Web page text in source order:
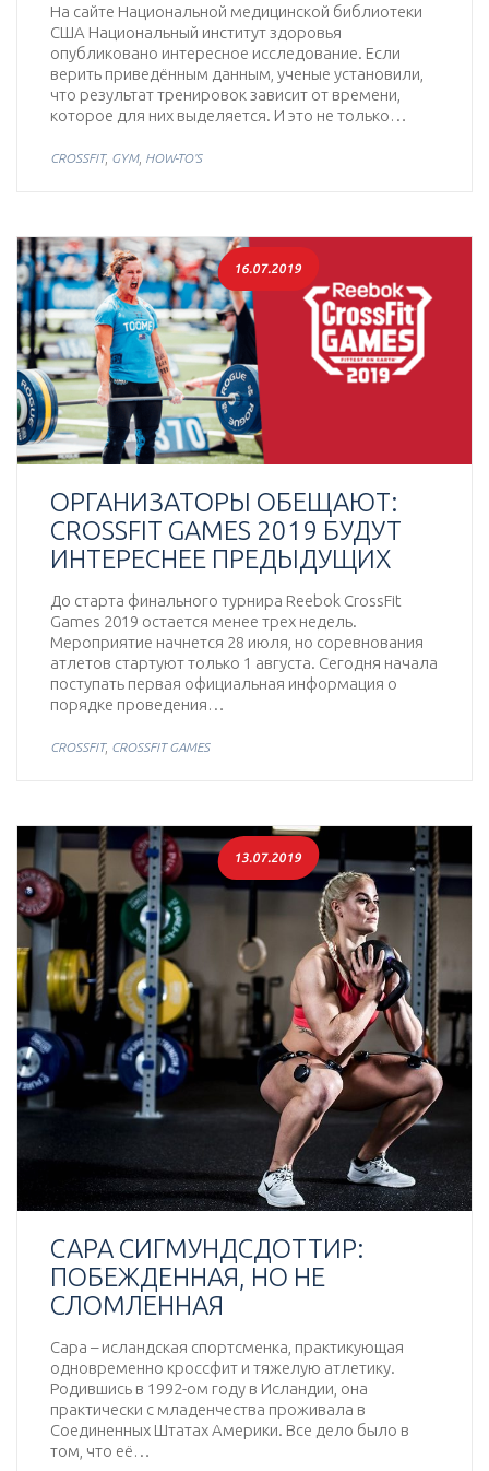
На сайте Национальной медицинской библиотеки
США Национальный институт здоровья
опубликовано интересное исследование. Если
верить приведённым данным, ученые установили,
что результат тренировок зависит от времени,
которое для них выделяется. И это не только…
CROSSFIT, GYM, HOW-TO'S
ОРГАНИЗАТОРЫ ОБЕЩАЮТ:
CROSSFIT GAMES 2019 БУДУТ
ИНТЕРЕСНЕЕ ПРЕДЫДУЩИХ
До старта финального турнира Reebok CrossFit
Games 2019 остается менее трех недель.
Мероприятие начнется 28 июля, но соревнования
атлетов стартуют только 1 августа. Сегодня начала
поступать первая официальная информация о
порядке проведения…
16.07.2019
CROSSFIT, CROSSFIT GAMES
САРА СИГМУНДСДОТТИР:
ПОБЕЖДЕННАЯ, НО НЕ
СЛОМЛЕННАЯ
Сара – исландская спортсменка, практикующая
одновременно кроссфит и тяжелую атлетику.
Родившись в 1992-ом году в Исландии, она
практически с младенчества проживала в
Соединенных Штатах Америки. Все дело было в
том, что её…
13.07.2019